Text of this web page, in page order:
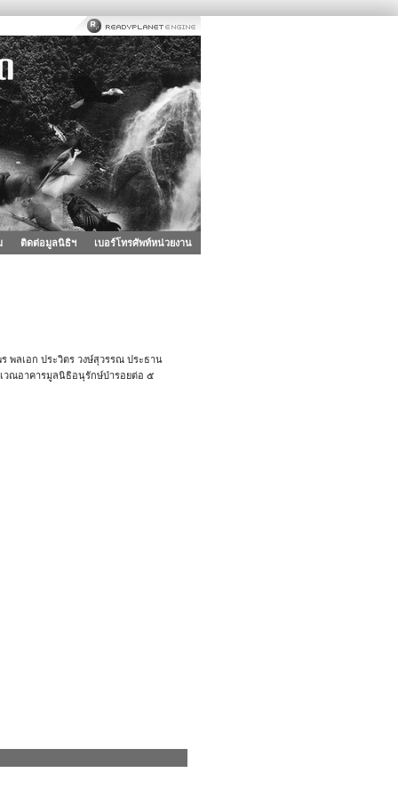
ติดต่อมูลนิธิฯ เบอร์โทรศัพท์หน่วยงาน
พลเอก ประวิตร วงษ์สุวรรณ ประธาน
วณอาคารมูลนิธิอนุรักษ์ป่ารอยต่อ ๕